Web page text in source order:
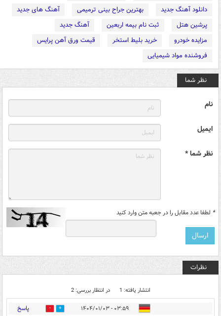
دانلود آهنگ جدید
بهترین جراح بینی ترمیمی
آهنگ های جدید
پرشین هتل
ثبت نام بیمه اربعین
آهنگ جدید
مزایده خودرو
خرید بلیط استخر
قیمت ورق آهن پرایس
فروشنده مواد شیمیایی
نظر شما
نام
ایمیل
نظر شما *
* لطفا عدد مقابل را در جعبه متن وارد کنید
نظرات
انتشار یافته: 1 در انتظار بررسی: 2
۰۳:۵۹ - ۱۴۰۴/۰۱/۰۳ 0 پاسخ